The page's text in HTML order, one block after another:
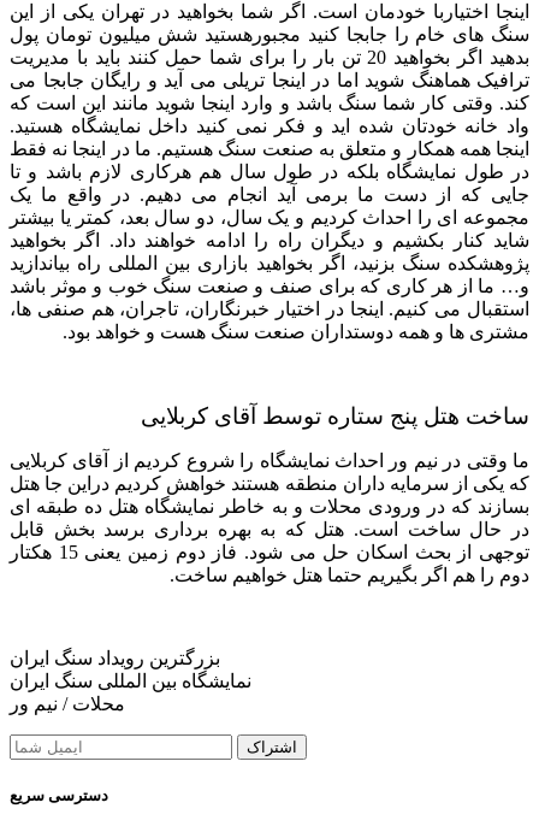
اینجا اختیاربا خودمان است. اگر شما بخواهید در تهران یکی از این
سنگ های خام را جابجا کنید مجبورهستید شش میلیون تومان پول
بدهید اگر بخواهید 20 تن بار را برای شما حمل کنند باید با مدیریت
ترافیک هماهنگ شوید اما در اینجا تریلی می آید و رایگان جابجا می
کند. وقتی کار شما سنگ باشد و وارد اینجا شوید مانند این است که
واد خانه خودتان شده اید و فکر نمی کنید داخل نمایشگاه هستید.
اینجا همه همکار و متعلق به صنعت سنگ هستیم. ما در اینجا نه فقط
در طول نمایشگاه بلکه در طول سال هم هرکاری لازم باشد و تا
جایی که از دست ما برمی آید انجام می دهیم. در واقع ما یک
مجموعه ای را احداث کردیم و یک سال، دو سال بعد، کمتر یا بیشتر
شاید کنار بکشیم و دیگران راه را ادامه خواهند داد. اگر بخواهید
پژوهشکده سنگ بزنید، اگر بخواهید بازاری بین المللی راه بیاندازید
و… ما از هر کاری که برای صنف و صنعت سنگ خوب و موثر باشد
استقبال می کنیم. اینجا در اختیار خبرنگاران، تاجران، هم صنفی ها،
مشتری ها و همه دوستداران صنعت سنگ هست و خواهد بود.
ساخت هتل پنج ستاره توسط آقای کربلایی
ما وقتی در نیم ور احداث نمایشگاه را شروع کردیم از آقای کربلایی
که یکی از سرمایه داران منطقه هستند خواهش کردیم دراین جا هتل
بسازند که در ورودی محلات و به خاطر نمایشگاه هتل ده طبقه ای
در حال ساخت است. هتل که به بهره برداری برسد بخش قابل
توجهی از بحث اسکان حل می شود. فاز دوم زمین یعنی 15 هکتار
دوم را هم اگر بگیریم حتما هتل خواهیم ساخت.
بزرگترین رویداد سنگ ایران
نمایشگاه بین المللی سنگ ایران
محلات / نیم ور
اشتراک
دسترسی سریع